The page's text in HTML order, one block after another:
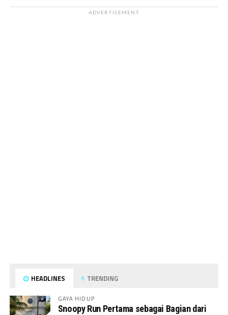
ADVERTISEMENT
HEADLINES TRENDING
GAYA HIDUP
Snoopy Run Pertama sebagai Bagian dari